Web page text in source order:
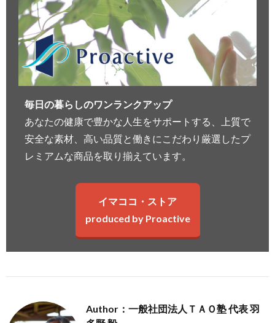
毎日の暮らしのワンランクアップ
あなたの健康で豊かな人生をサポートする、上質で
安全な素材、高い品質と働きにこだわり厳選したプ
レミアムな商品を取り揃えています。
イマココ・ストア
produced by Proactive
Author：一般社団法人ＴＡＯ塾 代表 羽